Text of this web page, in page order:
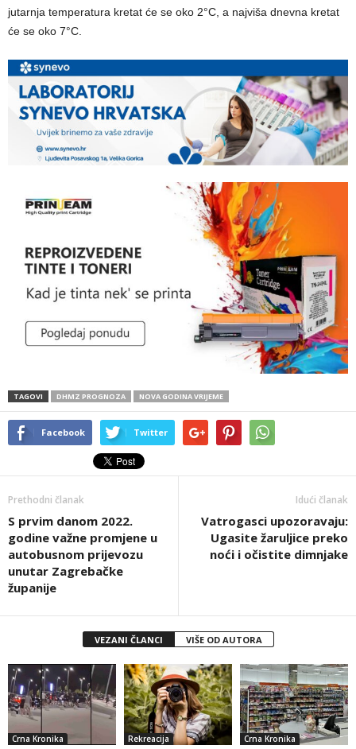
jutarnja temperatura kretat će se oko 2°C, a najviša dnevna kretat
će se oko 7°C.
TAGOVI DHMZ PROGNOZA NOVA GODINA VRIJEME
Facebook Twitter
Prethodni članak
S prvim danom 2022.
godine važne promjene u
autobusnom prijevozu
unutar Zagrebačke
županije
Idući članak
Vatrogasci upozoravaju:
Ugasite žaruljice preko
noći i očistite dimnjake
VEZANI ČLANCI VIŠE OD AUTORA
Crna Kronika Rekreacija Crna Kronika